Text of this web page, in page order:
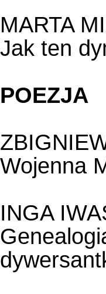
MARTA
Jak ten
POEZJA
Wojenna
INGA